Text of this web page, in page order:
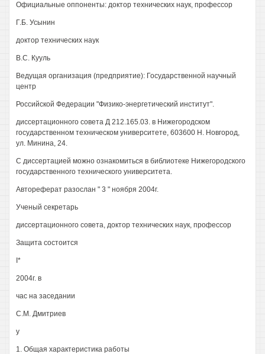
Официальные оппоненты: доктор технических наук, профессор
Г.Б. Усынин
доктор технических наук
В.С. Кууль
Ведущая организация (предприятие): Государственной научный
центр
Российской Федерации "Физико-энергетический институт".
диссертационного совета Д 212.165.03. в Нижегородском
государственном техническом университете, 603600 Н. Новгород,
ул. Минина, 24.
С диссертацией можно ознакомиться в библиотеке Нижегородского
государственного технического университета.
Автореферат разослан " 3 " ноября 2004г.
Ученый секретарь
диссертационного совета, доктор технических наук, профессор
Защита состоится
I*
2004г. в
час на заседании
С.М. Дмитриев
у
1. Общая характеристика работы